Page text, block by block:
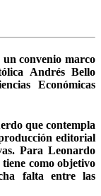
convenio marco
Andrés Bello
Económicas
que contempla
editorial
Para Leonardo
como objetivo
falta entre las